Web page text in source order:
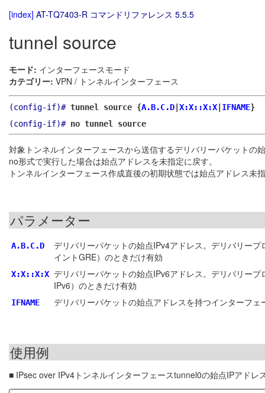
[index] AT-TQ7403-R コマンドリファレンス 5.5.5
tunnel source
モード: インターフェースモード
カテゴリー: VPN / トンネルインターフェース
(config-if)# tunnel source {A.B.C.D X:X::X:X IFNAME}
(config-if)# no tunnel source
対象トンネルインターフェースから送信するデリバリーパケットの
no形式で実行した場合は始点アドレスを未指定に戻す。
トンネルインターフェース作成直後の初期状態では始点アドレス未
パラメーター
A.B.C.D
デリバリーパケットの始点IPv4アドレス。デリバリー
イントGRE）のときだけ有効
X:X::X:X デリバリーパケットの始点IPv6アドレス。デリバリー
IPv6）のときだけ有効
IFNAME デリバリーパケットの始点アドレスを持つインターフェ
使用例
■ IPsec over IPv4トンネルインターフェースtunnel0の始点IPアドレ